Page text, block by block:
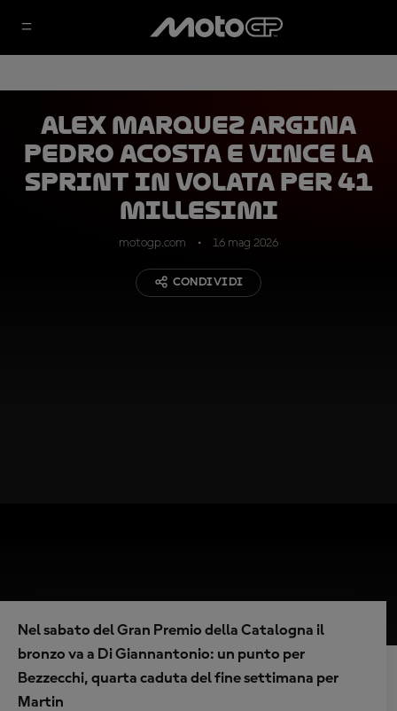
Alex Marquez argina
Pedro Acosta e vince la
Sprint in volata per 41
millesimi
motogp.com 16 mag 2026
CONDIVIDI
Nel sabato del Gran Premio della Catalogna il
bronzo va a Di Giannantonio: un punto per
Bezzecchi, quarta caduta del fine settimana per
Martin